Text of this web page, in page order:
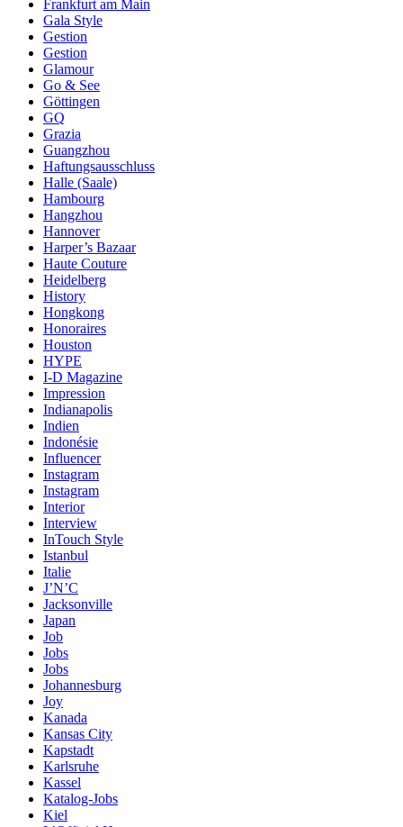
Frankfurt am Main
Gala Style
Gestion
Gestion
Glamour
Go & See
Göttingen
GQ
Grazia
Guangzhou
Haftungsausschluss
Halle (Saale)
Hambourg
Hangzhou
Hannover
Harper’s Bazaar
Haute Couture
Heidelberg
History
Hongkong
Honoraires
Houston
HYPE
I-D Magazine
Impression
Indianapolis
Indien
Indonésie
Influencer
Instagram
Instagram
Interior
Interview
InTouch Style
Istanbul
Italie
J’N’C
Jacksonville
Japan
Job
Jobs
Jobs
Johannesburg
Joy
Kanada
Kansas City
Kapstadt
Karlsruhe
Kassel
Katalog-Jobs
Kiel